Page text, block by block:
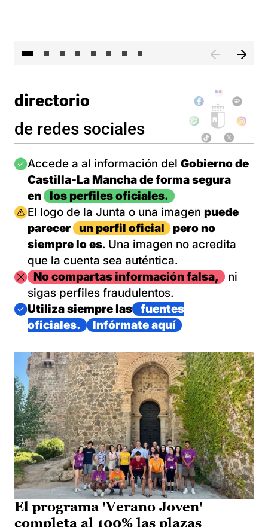
directorio
de redes sociales
Imagen
Accede a al información del Gobierno de
Castilla-La Mancha de forma segura
en
los perfiles oficiales.
Imagen
El logo de la Junta o una imagen puede
parecer
un perfil oficial
pero no
siempre lo es. Una imagen no acredita
que la cuenta sea auténtica.
ImagenNo compartas información falsa,
ni
sigas perfiles fraudulentos.
Imagen
Utiliza siempre las
fuentes
oficiales.
Infórmate aquí
El programa 'Verano Joven'
completa al 100% las plazas